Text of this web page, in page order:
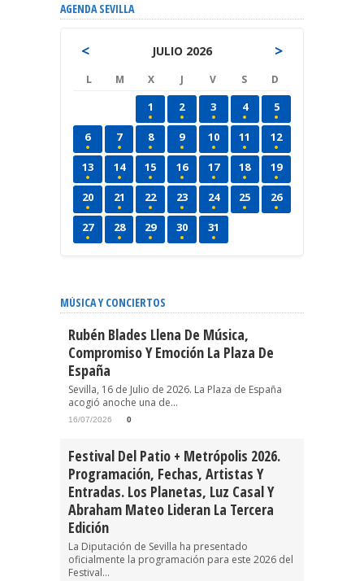
AGENDA SEVILLA
< JULIO 2026 >
L M X J V S D
1 2 3 4 5
6 7 8 9 10 11 12
13 14 15 16 17 18 19
20 21 22 23 24 25 26
27 28 29 30 31
MÚSICA Y CONCIERTOS
Rubén Blades Llena De Música,
Compromiso Y Emoción La Plaza De
España
Sevilla, 16 de Julio de 2026. La Plaza de España
acogió anoche una de...
16/07/2026 0
Festival Del Patio + Metrópolis 2026.
Programación, Fechas, Artistas Y
Entradas. Los Planetas, Luz Casal Y
Abraham Mateo Lideran La Tercera
Edición
La Diputación de Sevilla ha presentado
oficialmente la programación para este 2026 del
Festival...